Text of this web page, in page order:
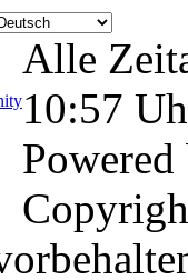
Alle
10:57